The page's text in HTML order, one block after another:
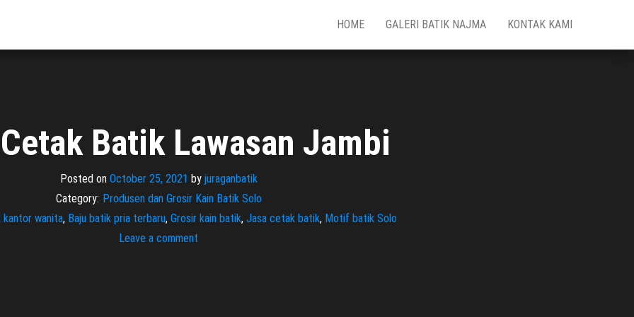
HOME GALERI BATIK NAJMA KONTAK KAMI
Batik Lawasan Jambi
Posted on October 25, 2021 by juraganbatik
Category: Produsen dan Grosir Kain Batik Solo
kantor wanita, Baju batik pria terbaru, Grosir kain batik, Jasa cetak batik, Motif batik Solo
Leave a comment